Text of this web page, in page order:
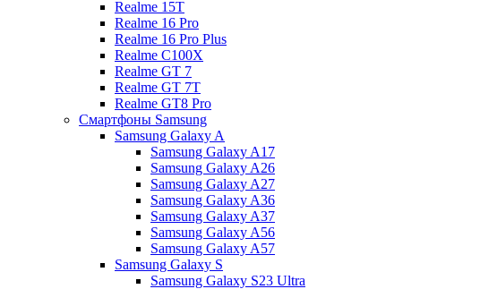
Realme 15T
Realme 16 Pro
Realme 16 Pro Plus
Realme C100X
Realme GT 7
Realme GT 7T
Realme GT8 Pro
Смартфоны Samsung
Samsung Galaxy A
Samsung Galaxy A17
Samsung Galaxy A26
Samsung Galaxy A27
Samsung Galaxy A36
Samsung Galaxy A37
Samsung Galaxy A56
Samsung Galaxy A57
Samsung Galaxy S
Samsung Galaxy S23 Ultra